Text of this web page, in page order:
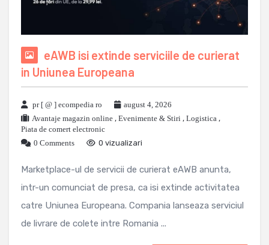
eAWB isi extinde serviciile de curierat
in Uniunea Europeana
pr [ @ ] ecompedia ro
august 4, 2026
Avantaje magazin online , Evenimente & Stiri , Logistica ,
Piata de comert electronic
0 Comments
0 vizualizari
Marketplace-ul de servicii de curierat eAWB anunta,
intr-un comunciat de presa, ca isi extinde activitatea
catre Uniunea Europeana. Compania lanseaza serviciul
de livrare de colete intre Romania ...